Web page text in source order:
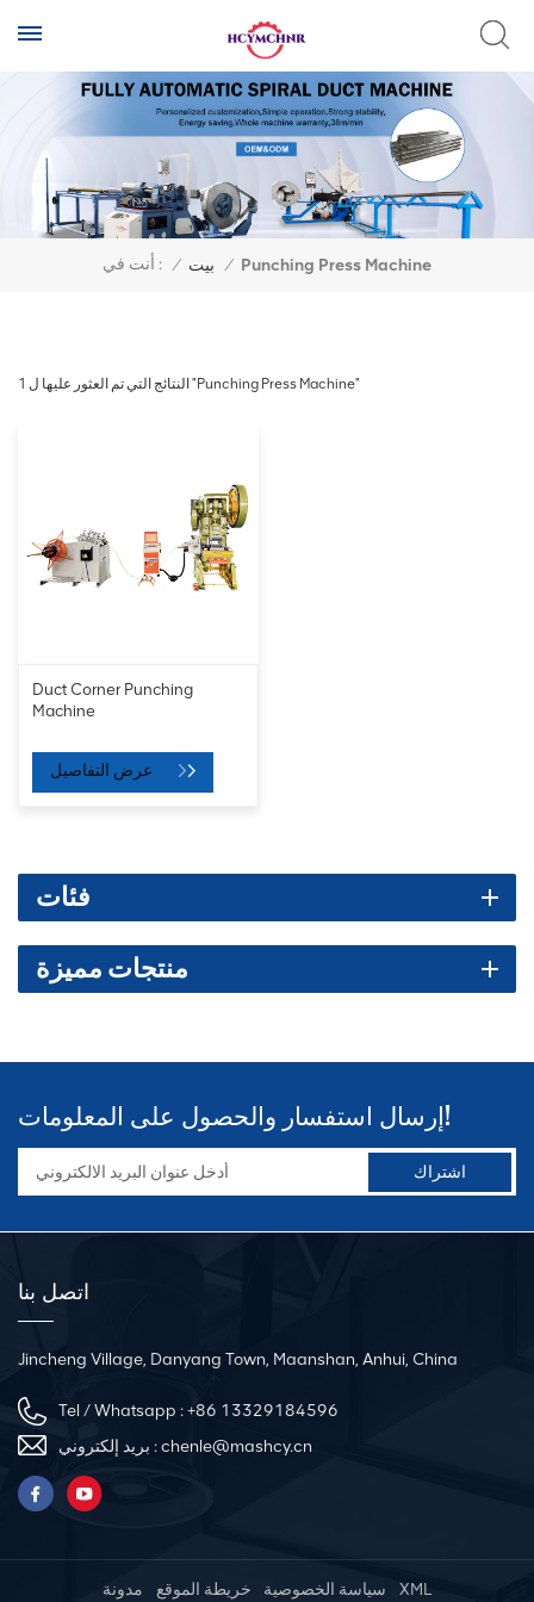
أنت في : / بيت / Punching Press Machine
1 النتائج التي تم العثور عليها ل "Punching Press Machine"
Duct Corner Punching
Machine
فئات
منتجات مميزة
إرسال استفسار والحصول على المعلومات!
اتصل بنا
Jincheng Village, Danyang Town, Maanshan, Anhui, China
Tel / Whatsapp :+86 13329184596
بريد إلكتروني :chenle@mashcy.cn
مدونة خريطة الموقع سياسة الخصوصية XML